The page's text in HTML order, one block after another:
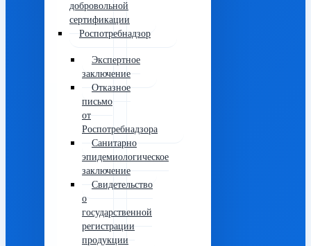
добровольной
сертификации
Роспотребнадзор
Экспертное
заключение
Отказное
письмо
от
Роспотребнадзора
Санитарно
эпидемиологическое
заключение
Свидетельство
о
государственной
регистрации
продукции